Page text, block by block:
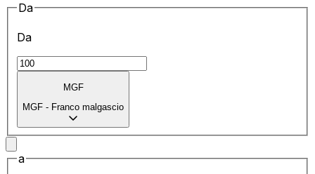
Da
Da
MGF
MGF - Franco malgascio
a